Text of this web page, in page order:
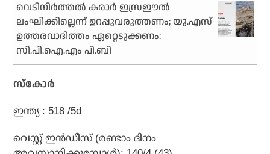
വെടിനിർത്തൽ കരാർ ഇസ്രഈൽ
ലംഘിക്കില്ലെന്ന് ഉറപ്പുവരുത്തണം; യു.എസ്
ഉത്തരവാദിത്തം ഏറ്റെടുക്കണം:
സി.പി.ഐ.എം പി.ബി
സ്‌കോര്‍
ഇന്ത്യ : 518 /5d
വെസ്റ്റ് ഇന്‍ഡീസ് (രണ്ടാം ദിനം